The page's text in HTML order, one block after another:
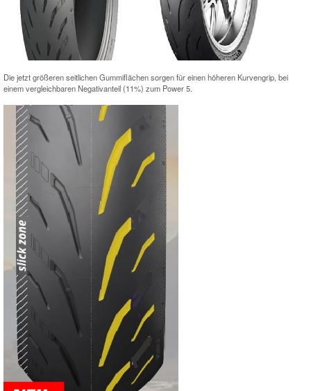
Die jetzt größeren seitlichen Gummiflächen sorgen für einen höheren Kurvengrip, bei
einem vergleichbaren Negativanteil (11%) zum Power 5.